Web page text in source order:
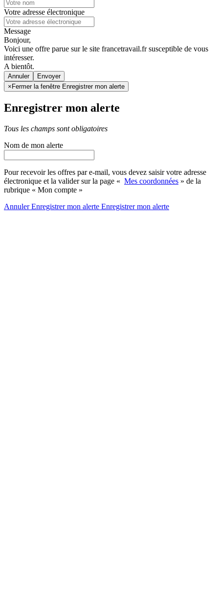
Votre adresse électronique
Message
Bonjour,
Voici une offre parue sur le site francetravail.fr susceptible de vous
intéresser.
A bientôt.
Annuler
× Fermer la fenêtre Enregistrer mon alerte
Enregistrer mon alerte
Tous les champs sont obligatoires
Nom de mon alerte
Pour recevoir les offres par e-mail, vous devez saisir votre adresse
électronique et la valider sur la page « Mes coordonnées » de la
rubrique « Mon compte »
AnnulerEnregistrer mon alerte Enregistrermon alerte